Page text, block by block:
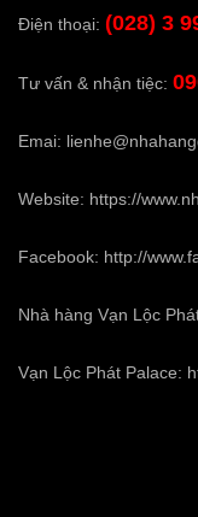
Điện thoại: (028) 3
Tư vấn & nhận tiệc:
Emai:
Website: https://
Facebook: http://
Nhà hàng Vạn Lộc
Vạn Lộc Phát Palace: